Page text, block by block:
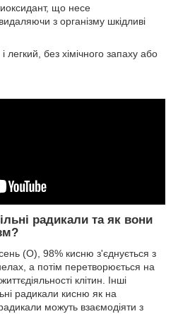
що несе
з організму шкідливі
без хімічного запаху або
радикали та як вони
(О), 98% кисню з'єднується з
а потім перетворюється на
клітин. Інші
радикали кисню як на
можуть взаємодіяти з